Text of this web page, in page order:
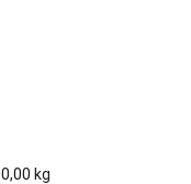
0,00 kg